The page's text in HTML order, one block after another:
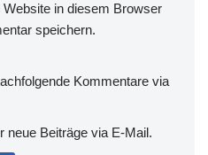
in diesem Browser
speichern.
Kommentare via
neue Beiträge via E-Mail.